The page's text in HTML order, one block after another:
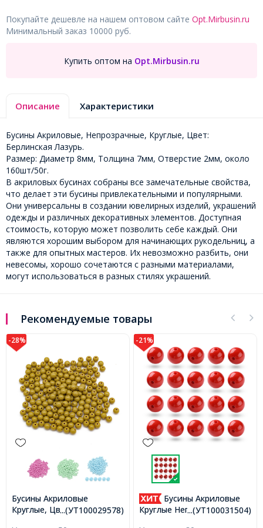
Покупайте дешевле на нашем оптовом сайте Opt.Mirbusin.ru
Минимальный заказ 10000 руб.
Купить оптом на Opt.Mirbusin.ru
Описание Характеристики
Бусины Акриловые, Непрозрачные, Круглые, Цвет:
Берлинская Лазурь.
Размер: Диаметр 8мм, Толщина 7мм, Отверстие 2мм, около
160шт/50г.
В акриловых бусинах собраны все замечательные свойства,
что делает эти бусины привлекательными и популярными.
Они универсальны в создании ювелирных изделий, украшений
одежды и различных декоративных элементов. Доступная
стоимость, которую может позволить себе каждый. Они
являются хорошим выбором для начинающих рукодельниц, а
также для опытных мастеров. Их невозможно разбить, они
невесомы, хорошо сочетаются с разными материалами,
могут использоваться в разных стилях украшений.
Рекомендуемые товары
-28%
...(УТ100029578)
Бусины Акриловые
Круглые, Цвет:
-21%
...(УТ100031504)
Бусины Акриловые
Круглые Непрозрачные,